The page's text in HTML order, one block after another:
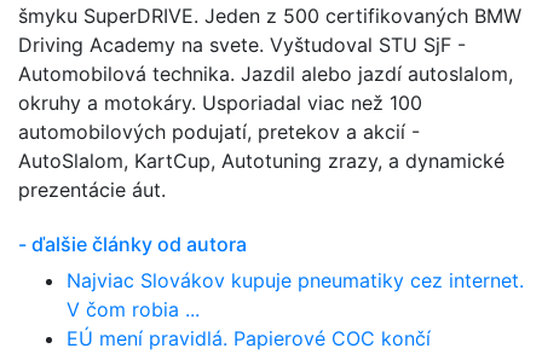
šmyku SuperDRIVE. Jeden z 500 certifikovaných BMW
Driving Academy na svete. Vyštudoval STU SjF -
Automobilová technika. Jazdil alebo jazdí autoslalom,
okruhy a motokáry. Usporiadal viac než 100
automobilových podujatí, pretekov a akcií -
AutoSlalom, KartCup, Autotuning zrazy, a dynamické
prezentácie áut.
- ďalšie články od autora
Najviac Slovákov kupuje pneumatiky cez internet.
V čom robia ...
EÚ mení pravidlá. Papierové COC končí